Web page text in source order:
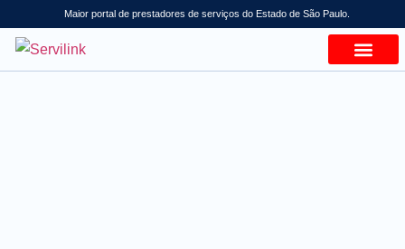
Maior portal de prestadores de serviços do Estado de São Paulo.